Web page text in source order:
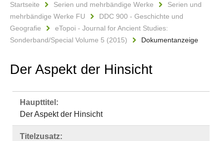
Startseite Serien und mehrbändige Werke
Serien und
mehrbändige Werke FU
DDC 900 - Geschichte und
Geografie
eTopoi - Journal for Ancient Studies:
Sonderband/Special Volume 5 (2015)
Dokumentanzeige
Der Aspekt der Hinsicht
Haupttitel:
Der Aspekt der Hinsicht
Titelzusatz: